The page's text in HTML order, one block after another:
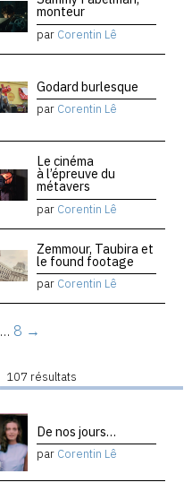
monteur
par Corentin Lê
Godard burlesque
par Corentin Lê
Le cinéma
à l’épreuve du
métavers
par Corentin Lê
Zemmour, Taubira et
le found footage
par Corentin Lê
… 8 →
107 résultats
De nos jours…
par Corentin Lê